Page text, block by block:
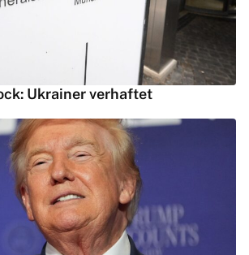
Ukrainer verhaftet